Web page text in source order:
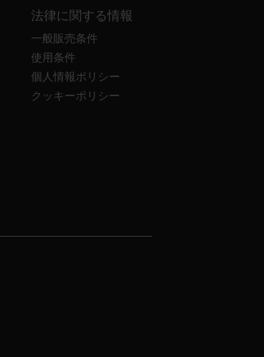
法律に関する情報
一般販売条件
使用条件
個人情報ポリシー
クッキーポリシー